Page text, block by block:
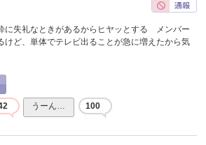
に失礼なときがあるからヒヤッとする メンバー
けど、単体でテレビ出ることが急に増えたから気
うーん… 100